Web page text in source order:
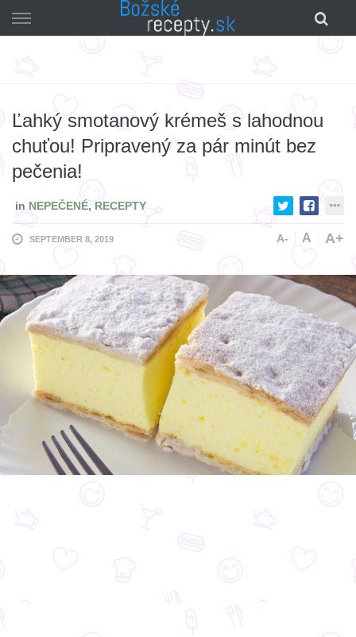
to
Ľahký smotanový krémeš s lahodnou
chuťou! Pripravený za pár minút bez
pečenia!
in NEPEČENÉ,RECEPTY
SEPTEMBER 8, 2019 A- A A+